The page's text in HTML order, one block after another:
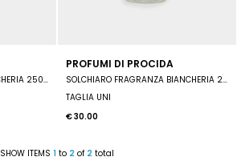
PROCIDA FRAGRANZA BIANCHERIA 250 ML
PROFUMI DI PROCIDA
SOLCHIARO FRAGRANZA BIANCHERIA 250 ML
TAGLIA UNI
€ 30.00
SHOW ITEMS 1 to 2 of 2 total